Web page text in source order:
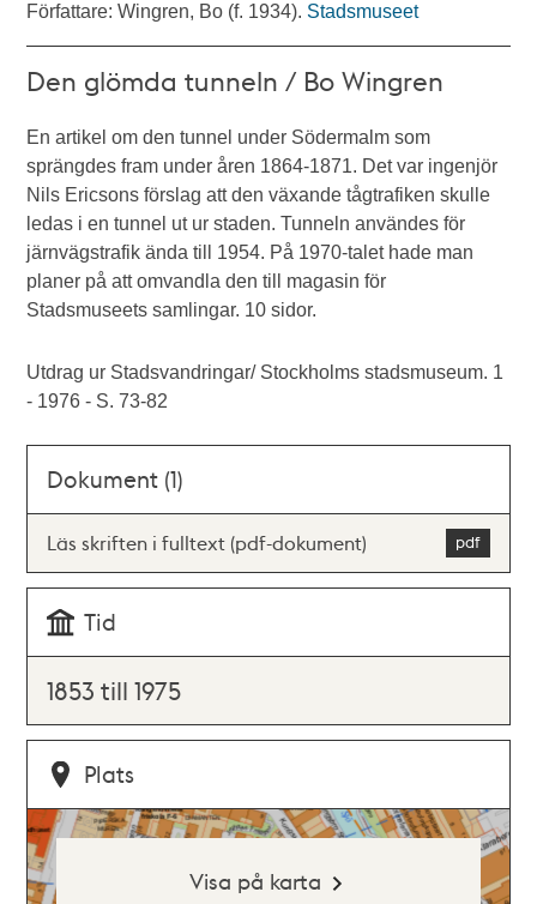
Författare: Wingren, Bo (f. 1934). Stadsmuseet
Den glömda tunneln / Bo Wingren
En artikel om den tunnel under Södermalm som
sprängdes fram under åren 1864-1871. Det var ingenjör
Nils Ericsons förslag att den växande tågtrafiken skulle
ledas i en tunnel ut ur staden. Tunneln användes för
järnvägstrafik ända till 1954. På 1970-talet hade man
planer på att omvandla den till magasin för
Stadsmuseets samlingar. 10 sidor.
Utdrag ur Stadsvandringar/ Stockholms stadsmuseum. 1
- 1976 - S. 73-82
Dokument (1)
Läs skriften i fulltext (pdf-dokument)
Tid
1853 till 1975
Plats
Visa på karta